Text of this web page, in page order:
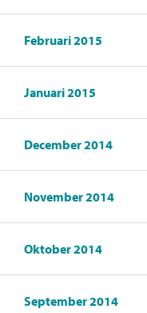
Februari 2015
Januari 2015
December 2014
November 2014
Oktober 2014
September 2014